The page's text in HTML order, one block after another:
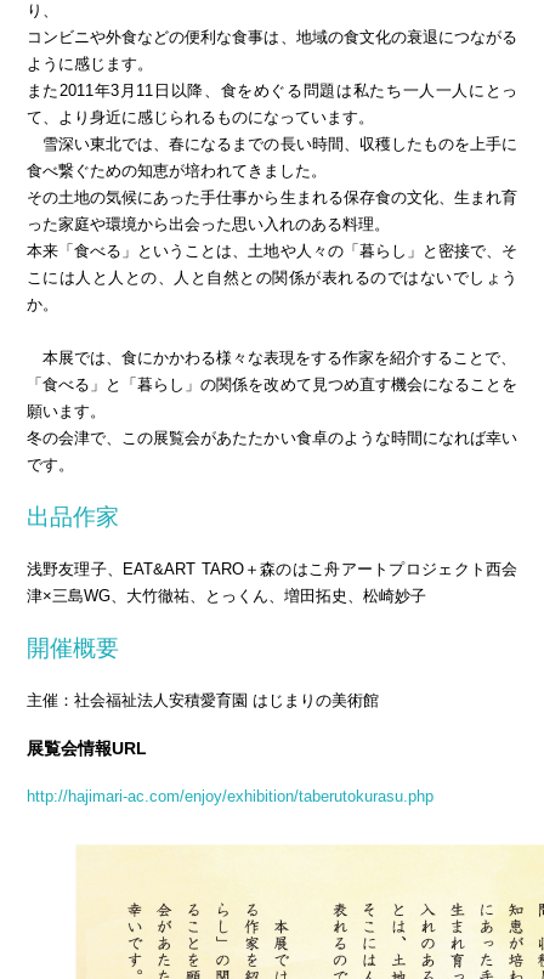
り、
コンビニや外食などの便利な食事は、地域の食文化の衰退につながる
ように感じます。
また2011年3月11日以降、食をめぐる問題は私たち一人一人にとっ
て、より身近に感じられるものになっています。
雪深い東北では、春になるまでの長い時間、収穫したものを上手に
食べ繋ぐための知恵が培われてきました。
その土地の気候にあった手仕事から生まれる保存食の文化、生まれ育
った家庭や環境から出会った思い入れのある料理。
本来「食べる」ということは、土地や人々の「暮らし」と密接で、そ
こには人と人との、人と自然との関係が表れるのではないでしょう
か。
本展では、食にかかわる様々な表現をする作家を紹介することで、
「食べる」と「暮らし」の関係を改めて見つめ直す機会になることを
願います。
冬の会津で、この展覧会があたたかい食卓のような時間になれば幸い
です。
出品作家
浅野友理子、EAT&ART TARO＋森のはこ舟アートプロジェクト西会
津×三島WG、大竹徹祐、とっくん、増田拓史、松崎妙子
開催概要
主催：社会福祉法人安積愛育園 はじまりの美術館
展覧会情報URL
http://hajimari-ac.com/enjoy/exhibition/taberutokurasu.php